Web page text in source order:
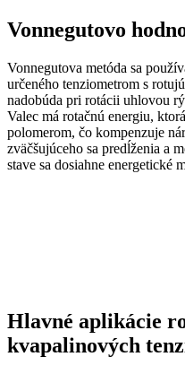
Vonnegutovo
Vonnegutova metóda sa
určeného tenziometrom s
nadobúda pri rotácii uhlovou
Valec má rotačnú energiu,
polomerom, čo kompenzuje
zväčšujúceho sa predĺženia a
stave sa dosiahne energetické
Hlavné aplikácie
kvapalinových